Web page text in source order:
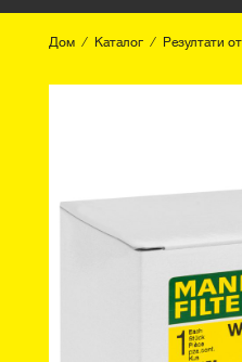
Дом Каталог Резултати